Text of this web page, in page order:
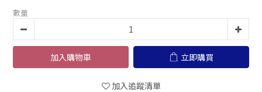
數量
加入購物車 立即購買
加入追蹤清單